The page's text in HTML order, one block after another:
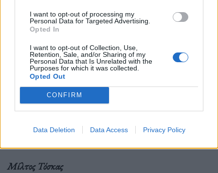
I want to opt-out of processing my
Personal Data for Targeted Advertising.
Opted In
I want to opt-out of Collection, Use,
Retention, Sale, and/or Sharing of my
Personal Data that Is Unrelated with the
Purposes for which it was collected.
Opted Out
CONFIRM
Data Deletion Data Access Privacy Policy
Ακολουθήστε το OLAFAQ
Facebook,BlueskyκαιInstagram.
Ακολουθήστε το OLAFAQ
στο Google News
Μίλτος Τόσκας